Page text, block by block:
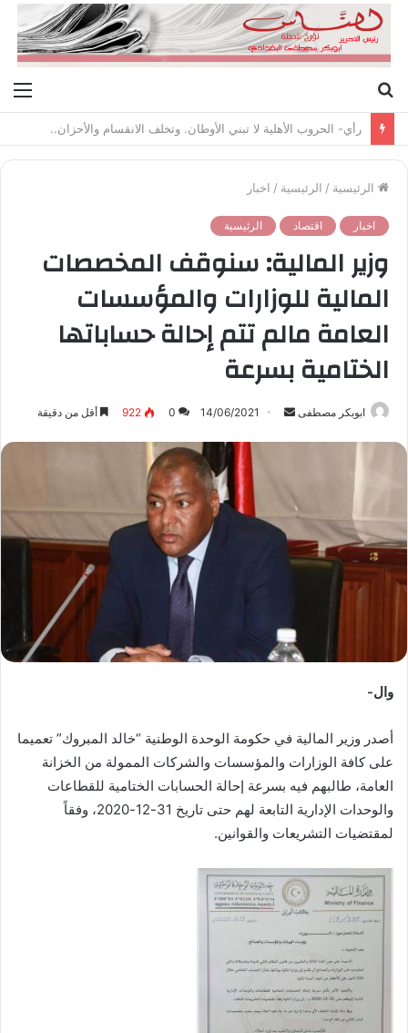
عن
رأي- الحروب الأهلية لا تبني الأوطان. وتخلف الانقسام والأحزان..
الرئيسية / الرئيسية / اخبار
اخبار اقتصاد الرئيسية
وزير المالية: سنوقف المخصصات
المالية للوزارات والمؤسسات
العامة مالم تتم إحالة حساباتها
الختامية بسرعة
ابوبكر مصطفى
ل
ك
ن
ي
ا
14/06/2021
0
922 أقل من دقيقة
وال-
أصدر وزير المالية في حكومة الوحدة الوطنية “خالد المبروك” تعميما
على كافة الوزارات والمؤسسات والشركات الممولة من الخزانة
العامة، طالبهم فيه بسرعة إحالة الحسابات الختامية للقطاعات
والوحدات الإدارية التابعة لهم حتى تاريخ 31-12-2020، وفقاً
لمقتضيات التشريعات والقوانين.